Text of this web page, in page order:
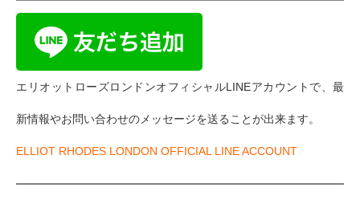
エリオットローズロンドンオフィシャルLINEアカウントで、最
新情報やお問い合わせのメッセージを送ることが出来ます。
ELLIOT RHODES LONDON OFFICIAL LINE ACCOUNT